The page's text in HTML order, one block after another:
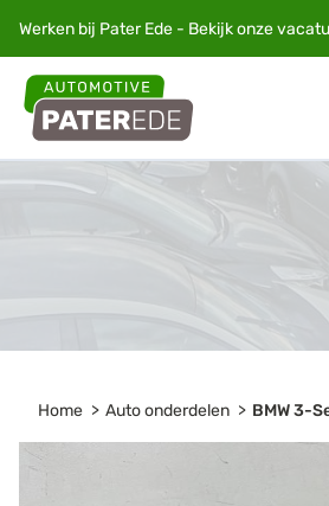
Werken bij Pater Ede - Bekijk onze
Home Auto onderdelen BMW 3-